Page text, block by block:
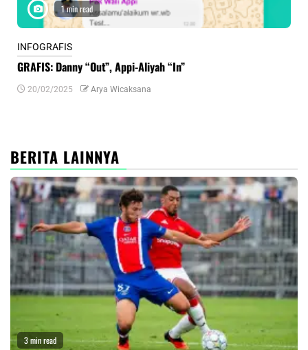
1 min read
INFOGRAFIS
GRAFIS: Danny “Out”, Appi-Aliyah “In”
20/02/2025 Arya Wicaksana
BERITA LAINNYA
3 min read